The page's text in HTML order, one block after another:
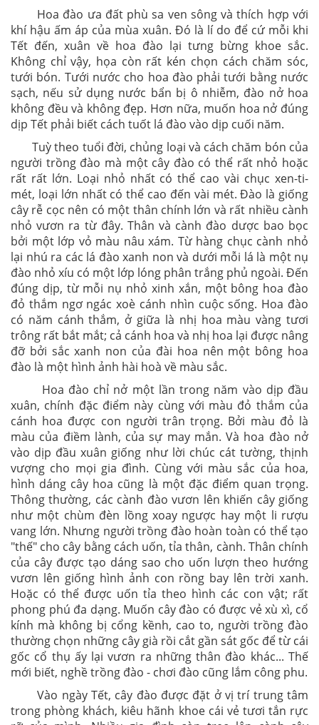
Hoa đào ưa đất phù sa ven sông và thích hợp với
khí hậu ấm áp của mùa xuân. Đó là lí do để cứ mỗi khi
Tết đến, xuân về hoa đào lại tưng bừng khoe sắc.
Không chỉ vậy, họa còn rất kén chọn cách chăm sóc,
tưới bón. Tưới nước cho hoa đào phải tưới bằng nước
sạch, nếu sử dụng nước bẩn bị ô nhiễm, đào nở hoa
không đều và không đẹp. Hơn nữa, muốn hoa nở đúng
dịp Tết phải biết cách tuốt lá đào vào dịp cuối năm.
Tuỳ theo tuổi đời, chủng loại và cách chăm bón của
người trồng đào mà một cây đào có thể rất nhỏ hoặc
rất rất lớn. Loại nhỏ nhất có thể cao vài chục xen-ti-
mét, loại lớn nhất có thể cao đến vài mét. Đào là giống
cây rễ cọc nên có một thân chính lớn và rất nhiều cành
nhỏ vươn ra từ đây. Thân và cành đào dược bao bọc
bởi một lớp vỏ màu nâu xám. Từ hàng chục cành nhỏ
lại nhú ra các lá đào xanh non và dưới mỗi lá là một nụ
đào nhỏ xíu có một lớp lóng phân trắng phủ ngoài. Đến
đúng dịp, từ mỗi nụ nhỏ xinh xắn, một bông hoa đào
đỏ thắm ngơ ngác xoè cánh nhìn cuộc sống. Hoa đào
có năm cánh thắm, ở giữa là nhị hoa màu vàng tươi
trông rất bắt mắt; cả cánh hoa và nhị hoa lại được nâng
đỡ bởi sắc xanh non của đài hoa nên một bông hoa
đào là một hình ảnh hài hoà về màu sắc.
Hoa đào chỉ nở một lần trong năm vào dịp đầu
xuân, chính đặc điểm này cùng với màu đỏ thắm của
cánh hoa được con người trân trọng. Bởi màu đỏ là
màu của điềm lành, của sự may mắn. Và hoa đào nở
vào dịp đầu xuân giống như lời chúc cát tường, thịnh
vượng cho mọi gia đình. Cùng với màu sắc của hoa,
hình dáng cây hoa cũng là một đặc điểm quan trọng.
Thông thường, các cành đào vươn lên khiến cây giống
như một chùm đèn lồng xoay ngược hay một li rượu
vang lớn. Nhưng người trồng đào hoàn toàn có thể tạo
"thế" cho cây bằng cách uốn, tỉa thân, cành. Thân chính
của cây được tạo dáng sao cho uốn lượn theo hướng
vươn lên giống hình ảnh con rồng bay lên trời xanh.
Hoặc có thể được uốn tỉa theo hình các con vật; rất
phong phú đa dạng. Muốn cây đào có được vẻ xù xì, cổ
kính mà không bị cổng kềnh, cao to, người trồng đào
thường chọn những cây già rồi cắt gần sát gốc để từ cái
gốc cổ thụ ấy lại vươn ra những thân đào khác... Thế
mới biết, nghề trồng đào - chơi đào cũng lắm công phu.
Vào ngày Tết, cây đào được đặt ở vị trí trung tâm
trong phòng khách, kiêu hãnh khoe cái vẻ tươi tắn rực